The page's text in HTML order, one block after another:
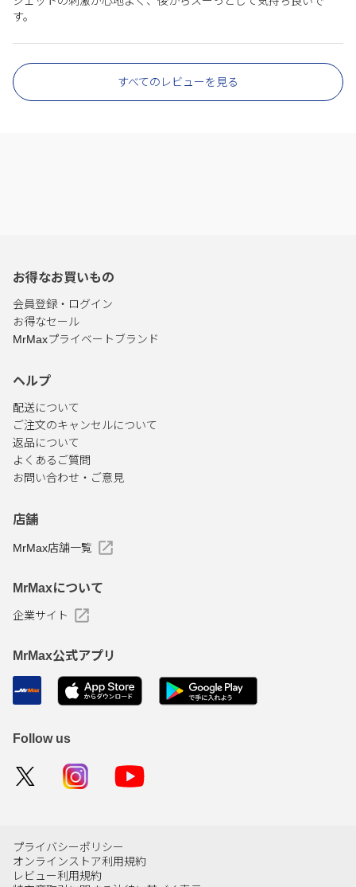
す。
すべてのレビューを見る
お得なお買いもの
会員登録・ログイン
お得なセール
MrMaxプライベートブランド
ヘルプ
配送について
ご注文のキャンセルについて
返品について
よくあるご質問
お問い合わせ・ご意見
店舗
MrMax店舗一覧
MrMaxについて
企業サイト
MrMax公式アプリ
Follow us
プライバシーポリシー
オンラインストア利用規約
レビュー利用規約